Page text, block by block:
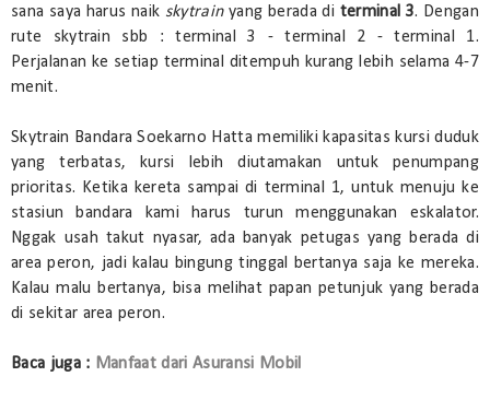
sana saya harus naik skytrainyang berada di terminal 3. Dengan
rute skytrain sbb : terminal 3 - terminal 2 - terminal 1.
Perjalanan ke setiap terminal ditempuh kurang lebih selama 4-7
menit.
Skytrain Bandara Soekarno Hatta memiliki kapasitas kursi duduk
yang terbatas, kursi lebih diutamakan untuk penumpang
prioritas. Ketika kereta sampai di terminal 1, untuk menuju ke
stasiun bandara kami harus turun menggunakan eskalator.
Nggak usah takut nyasar, ada banyak petugas yang berada di
area peron, jadi kalau bingung tinggal bertanya saja ke mereka.
Kalau malu bertanya, bisa melihat papan petunjuk yang berada
di sekitar area peron.
Baca juga : Manfaat dari Asuransi Mobil